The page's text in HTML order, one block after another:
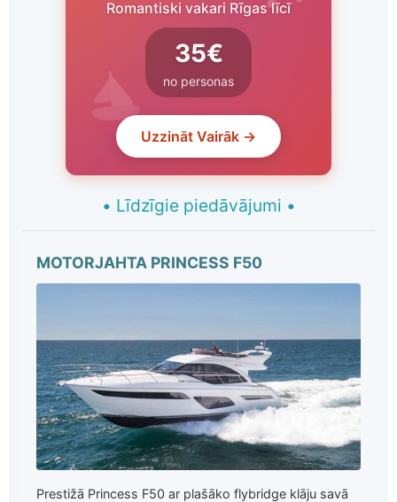
Romantiski vakari Rīgas līcī
35€
no personas
Uzzināt Vairāk →
• Līdzīgie piedāvājumi •
MOTORJAHTA PRINCESS F50
Prestižā Princess F50 ar plašāko flybridge klāju savā